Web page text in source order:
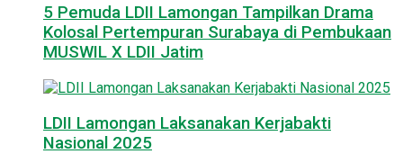
5 Pemuda LDII Lamongan Tampilkan Drama
Kolosal Pertempuran Surabaya di Pembukaan
MUSWIL X LDII Jatim
LDII Lamongan Laksanakan Kerjabakti
Nasional 2025